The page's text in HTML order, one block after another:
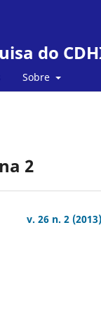
do
Sobre
2
v. 26 n. 2